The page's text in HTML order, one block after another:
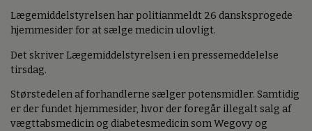
Lægemiddelstyrelsen har politianmeldt 26 dansksprogede
hjemmesider for at sælge medicin ulovligt.
Det skriver Lægemiddelstyrelsen i en pressemeddelelse
tirsdag.
Størstedelen af forhandlerne sælger potensmidler. Samtidig
er der fundet hjemmesider, hvor der foregår illegalt salg af
vægttabsmedicin og diabetesmedicin som Wegovy og